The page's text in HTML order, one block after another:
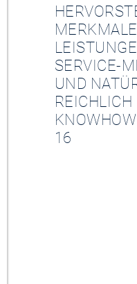
SERVICE-
UND
16